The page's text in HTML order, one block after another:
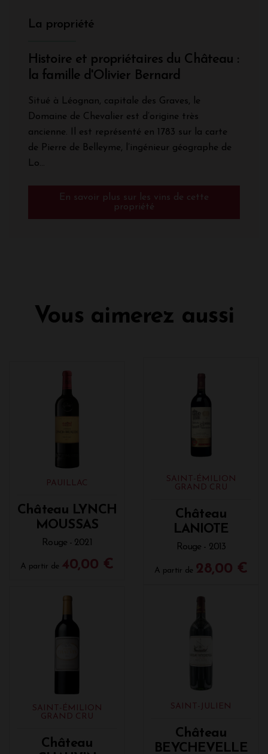
La propriété
Histoire et propriétaires du Château :
la famille d'Olivier Bernard
Situé à Léognan, capitale des Graves, le
Domaine de Chevalier est d’origine très
ancienne. Il est représenté en 1783 sur la carte
de Pierre de Belleyme, l’ingénieur géographe de
Lo...
En savoir plus sur les vins de cette
propriété
Vous aimerez aussi
PAUILLAC
Château LYNCH
MOUSSAS
Rouge - 2021
A partir de 40,00 €
SAINT-ÉMILION
GRAND CRU
Château
LANIOTE
Rouge - 2013
A partir de 28,00 €
SAINT-ÉMILION
GRAND CRU
Château
SAINT-JULIEN
Château
BEYCHEVELLE